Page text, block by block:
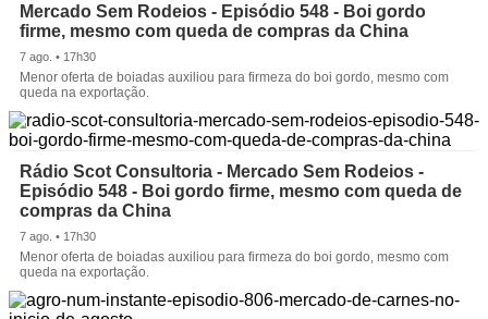
Mercado Sem Rodeios - Episódio 548 - Boi gordo
firme, mesmo com queda de compras da China
7 ago. • 17h30
Menor oferta de boiadas auxiliou para firmeza do boi gordo, mesmo com
queda na exportação.
Rádio Scot Consultoria - Mercado Sem Rodeios -
Episódio 548 - Boi gordo firme, mesmo com queda de
compras da China
7 ago. • 17h30
Menor oferta de boiadas auxiliou para firmeza do boi gordo, mesmo com
queda na exportação.